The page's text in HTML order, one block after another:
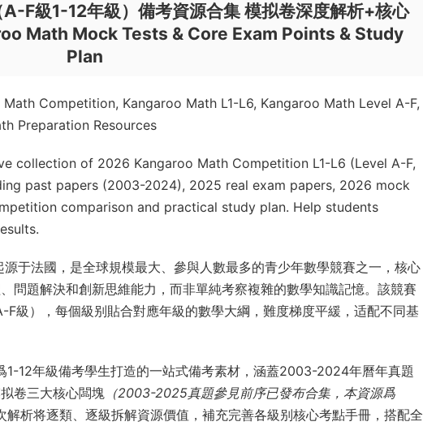
F級1-12年級）備考資源合集 模拟卷深度解析+核心
Math Mock Tests & Core Exam Points & Study
Plan
Competition, Kangaroo Math L1-L6, Kangaroo Math Level A-F,
Preparation Resources
collection of 2026 Kangaroo Math Competition L1-L6 (Level A-F,
past papers (2003-2024), 2025 real exam papers, 2026 mock
comparison and practical study plan. Help students
于法國，是全球規模最大、參與人數最多的青少年數學競賽之一，核心
問題解決和創新思維能力，而非單純考察複雜的數學知識記憶。該競賽
級），每個級别貼合對應年級的數學大綱，難度梯度平緩，适配不同基
12年級備考學生打造的一站式備考素材，涵蓋2003-2024年曆年真題
卷三大核心闆塊 （2003-2025真題參見前序已發布合集，本資源爲
解析将逐類、逐級拆解資源價值，補充完善各級别核心考點手冊，搭配全